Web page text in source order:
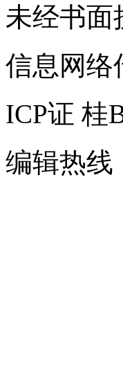
未经书面
信息网络
ICP证 桂
编辑热线